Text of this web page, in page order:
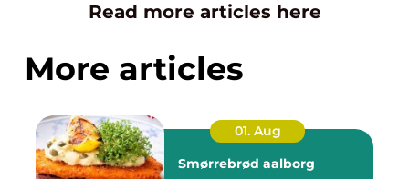
Read more articles here
More articles
01. Aug
Smørrebrød aalborg